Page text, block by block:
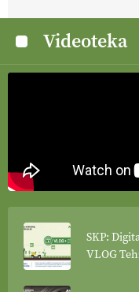
Videoteka
SKP:
VLOG